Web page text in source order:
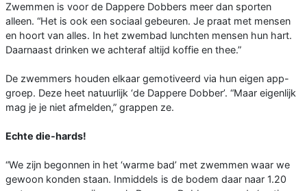
Zwemmen is voor de Dappere Dobbers meer dan sporten
alleen. “Het is ook een sociaal gebeuren. Je praat met mensen
en hoort van alles. In het zwembad lunchten mensen hun hart.
Daarnaast drinken we achteraf altijd koffie en thee.”
De zwemmers houden elkaar gemotiveerd via hun eigen app-
groep. Deze heet natuurlijk ‘de Dappere Dobber’. “Maar eigenlijk
mag je je niet afmelden,” grappen ze.
Echte die-hards!
“We zijn begonnen in het ‘warme bad’ met zwemmen waar we
gewoon konden staan. Inmiddels is de bodem daar naar 1.20